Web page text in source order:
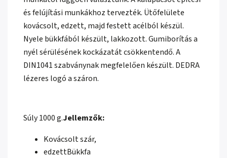
és felújítási munkákhoz tervezték. Ütőfelülete
kovácsolt, edzett, majd festett acélból készül.
Nyele bükkfából készült, lakkozott. Gumiborítás a
nyél sérülésének kockázatát csökkentendő. A
DIN1041 szabványnak megfelelően készült. DEDRA
lézeres logó a száron.
Súly 1000 g.Jellemzők:
Kovácsolt szár,
edzettBükkfa